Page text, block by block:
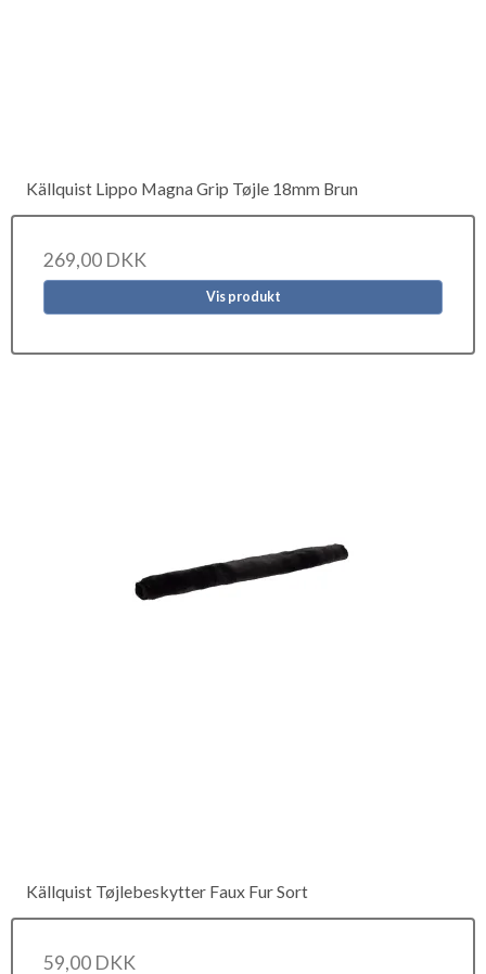
Källquist Lippo Magna Grip Tøjle 18mm Brun
269,00 DKK
Vis produkt
Källquist Tøjlebeskytter Faux Fur Sort
59,00 DKK